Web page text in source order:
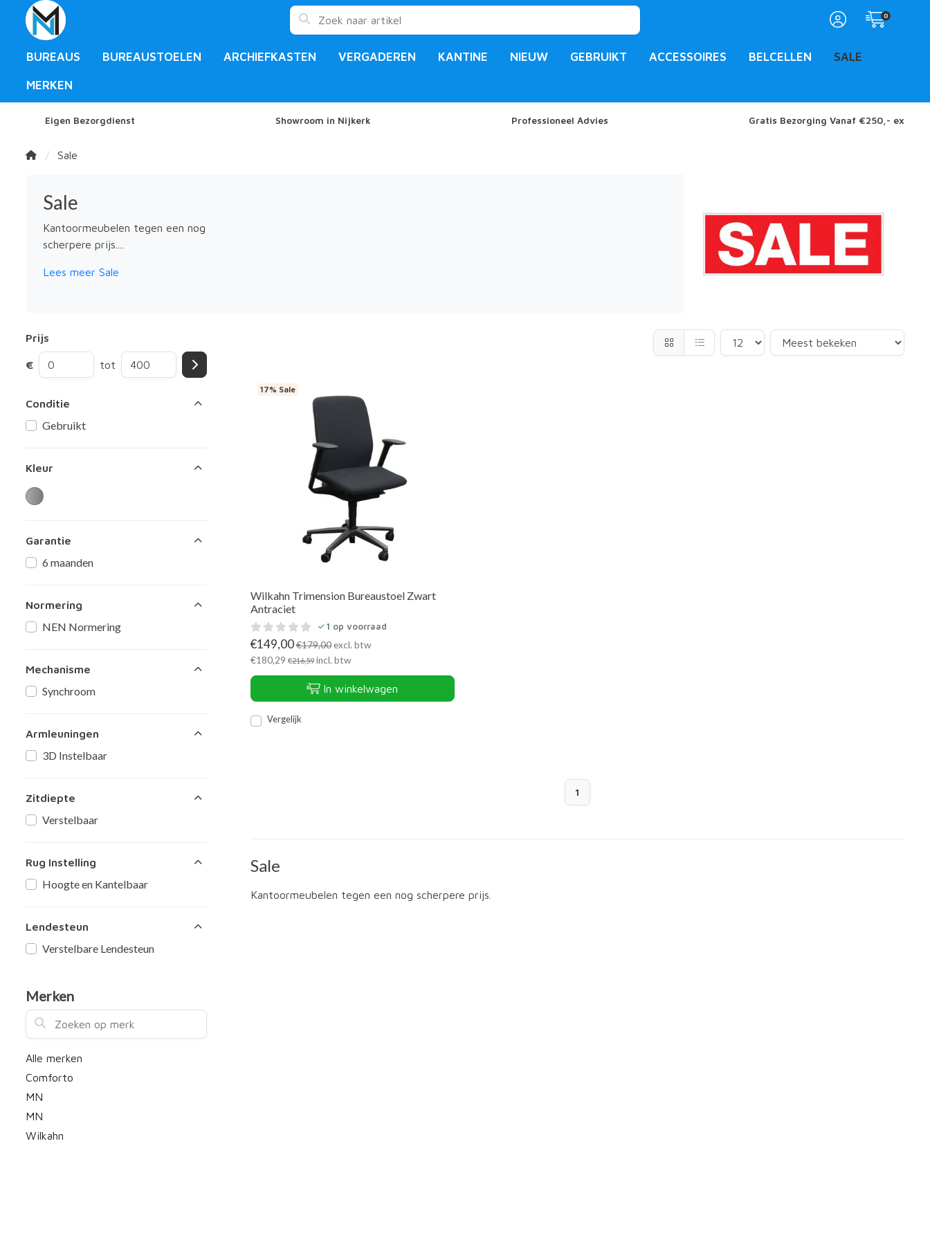
0
BUREAUS BUREAUSTOELEN ARCHIEFKASTEN VERGADEREN KANTINE NIEUW GEBRUIKT ACCESSOIRES BELCELLEN SALE
MERKEN
Eigen Bezorgdienst Showroom in Nijkerk Professioneel Advies Gratis Bezorging Vanaf €250,- ex
Sale
Sale
Kantoormeubelen tegen een nog
scherpere prijs....
Lees meer Sale
Prijs
€ tot
Conditie
Gebruikt
Kleur
Garantie
6 maanden
Normering
NEN Normering
Mechanisme
Synchroom
Armleuningen
3D Instelbaar
Zitdiepte
Verstelbaar
Rug Instelling
Hoogte en Kantelbaar
Lendesteun
Verstelbare Lendesteun
Merken
Zoeken op merk
Alle merken
Comforto
MN
MN
Wilkahn
17% Sale
Wilkahn Trimension Bureaustoel Zwart
Antraciet
1 op voorraad
€149,00€179,00excl. btw
€180,29 €216,59 incl. btw
In winkelwagen
Vergelijk
1
Sale
Kantoormeubelen tegen een nog scherpere prijs.